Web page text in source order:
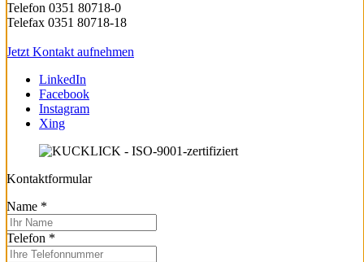
Telefon 0351 80718-0
Telefax 0351 80718-18
Jetzt Kontakt aufnehmen
LinkedIn
Facebook
Instagram
Xing
Kontaktformular
Name *
Telefon *